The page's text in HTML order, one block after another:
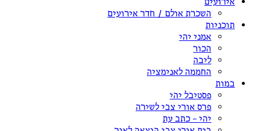
השכרת אולם / חדר אירועים
תוכניות
אמני יהי
הכור
ליבה
החממה לאנימציה
במות
פסטיבל יהי
פרס אורי צבי לשירה
יהי – כתב עת